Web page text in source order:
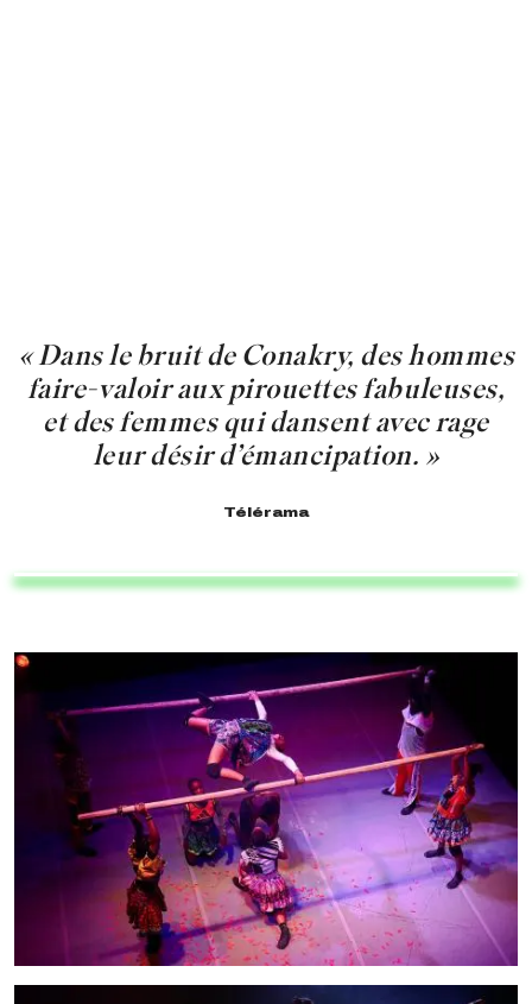
« Dans le bruit de Conakry, des hommes
faire-valoir aux pirouettes fabuleuses,
et des femmes qui dansent avec rage
leur désir d’émancipation. »
Télérama